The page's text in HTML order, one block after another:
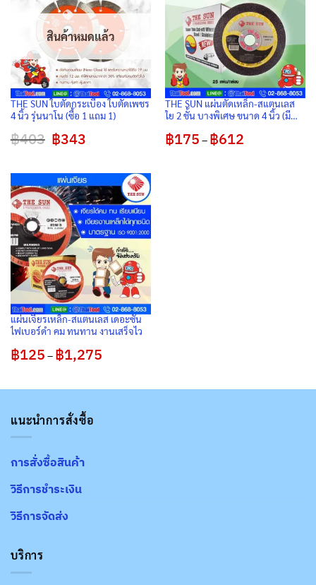
สินค้าหมดแล้ว
THE SUN ใบตัดกระเบื้อง ใบตัดเพชร
4 นิ้ว รุ่นนาโน (ซื้อ 1 แถม 1)
฿403 Original
price
฿343Current
price
THE SUN แผ่นตัดเหล็ก-สแตนเลส
ใย 2 ชั้น บางพิเศษ ขนาด 4 นิ้ว (มี
฿175 – ฿612Price
range:
แผ่นเจียรเหล็ก-สแตนเลส เดอะซัน
ไฟเบอร์ดำ คม ทนทาน งานเสร็จไว
฿125 – ฿1,275Price
range:
฿1,275
แนะนำการสั่งซื้อ
การสั่งซื้อสินค้า
วิธีการชำระเงิน
วิธีการจัดส่ง
บริการ